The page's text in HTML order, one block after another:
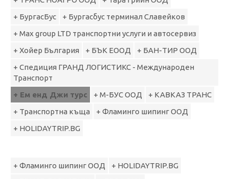
+ БургасБус
+ Бургасбус терминал Славейков
+ Max group LTD транспортни услуги и автосервиз
+ Хойер България
+ БЪК ЕООД
+ БАН-ТИР ООД
+ Спедиция ГРАНД ЛОГИСТИКС - Международен
Транспорт
+ Ем енд Джи турс
+ M-БУС ООД
+ КАВКАЗ ТРАНС
+ Транспортна къща
+ Фламинго шипинг ООД
+ HOLIDAYTRIP.BG
+ Фламинго шипинг ООД
+ HOLIDAYTRIP.BG